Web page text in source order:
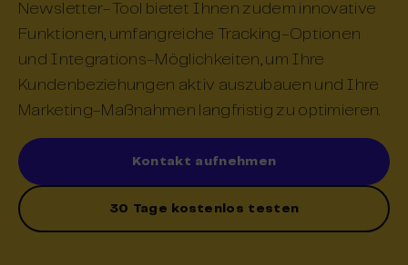
Newsletter-Tool bietet Ihnen zudem innovative
Funktionen, umfangreiche Tracking-Optionen
und Integrations-Möglichkeiten, um Ihre
Kundenbeziehungen aktiv auszubauen und Ihre
Marketing-Maßnahmen langfristig zu optimieren.
Kontakt aufnehmen
30 Tage kostenlos testen